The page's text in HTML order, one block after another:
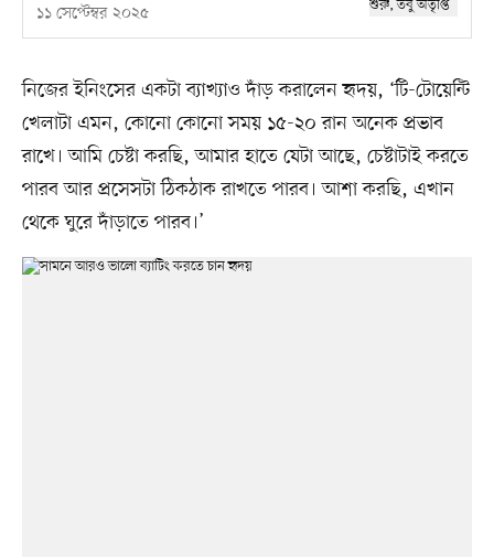
১১ সেপ্টেম্বর ২০২৫
নিজের ইনিংসের একটা ব্যাখ্যাও দাঁড় করালেন হৃদয়, ‘টি-টোয়েন্টি
খেলাটা এমন, কোনো কোনো সময় ১৫-২০ রান অনেক প্রভাব
রাখে। আমি চেষ্টা করছি, আমার হাতে যেটা আছে, চেষ্টাটাই করতে
পারব আর প্রসেসটা ঠিকঠাক রাখতে পারব। আশা করছি, এখান
থেকে ঘুরে দাঁড়াতে পারব।’